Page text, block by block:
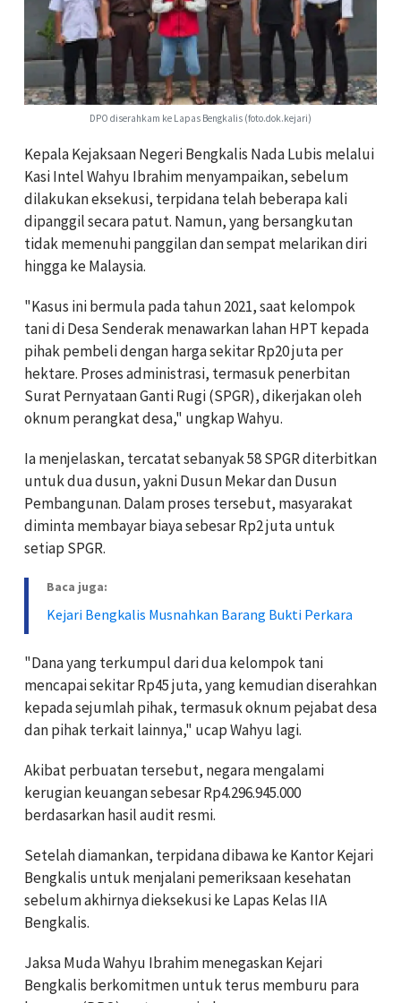
DPO diserahkam ke Lapas Bengkalis (foto.dok.kejari)
Kepala Kejaksaan Negeri Bengkalis Nada Lubis melalui
Kasi Intel Wahyu Ibrahim menyampaikan, sebelum
dilakukan eksekusi, terpidana telah beberapa kali
dipanggil secara patut. Namun, yang bersangkutan
tidak memenuhi panggilan dan sempat melarikan diri
hingga ke Malaysia.
"Kasus ini bermula pada tahun 2021, saat kelompok
tani di Desa Senderak menawarkan lahan HPT kepada
pihak pembeli dengan harga sekitar Rp20 juta per
hektare. Proses administrasi, termasuk penerbitan
Surat Pernyataan Ganti Rugi (SPGR), dikerjakan oleh
oknum perangkat desa," ungkap Wahyu.
Ia menjelaskan, tercatat sebanyak 58 SPGR diterbitkan
untuk dua dusun, yakni Dusun Mekar dan Dusun
Pembangunan. Dalam proses tersebut, masyarakat
diminta membayar biaya sebesar Rp2 juta untuk
setiap SPGR.
Baca juga:
Kejari Bengkalis Musnahkan Barang Bukti Perkara
"Dana yang terkumpul dari dua kelompok tani
mencapai sekitar Rp45 juta, yang kemudian diserahkan
kepada sejumlah pihak, termasuk oknum pejabat desa
dan pihak terkait lainnya," ucap Wahyu lagi.
Akibat perbuatan tersebut, negara mengalami
kerugian keuangan sebesar Rp4.296.945.000
berdasarkan hasil audit resmi.
Setelah diamankan, terpidana dibawa ke Kantor Kejari
Bengkalis untuk menjalani pemeriksaan kesehatan
sebelum akhirnya dieksekusi ke Lapas Kelas IIA
Bengkalis.
Jaksa Muda Wahyu Ibrahim menegaskan Kejari
Bengkalis berkomitmen untuk terus memburu para